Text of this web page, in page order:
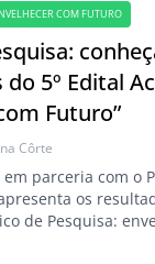
COM FUTURO
5º Edital
Futuro”
Côrte
parceria com o
os
de Pesquisa: